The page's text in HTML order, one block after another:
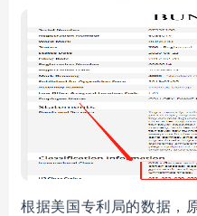
根据美国专利局的数据，